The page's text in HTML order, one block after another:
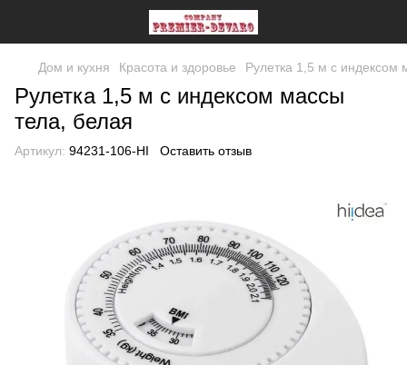
Дом и кухня Красота и здоровье Рулетка 1,5 м с индексом
Рулетка 1,5 м с индексом массы
тела, белая
Артикул: 94231-106-HI Оставить отзыв